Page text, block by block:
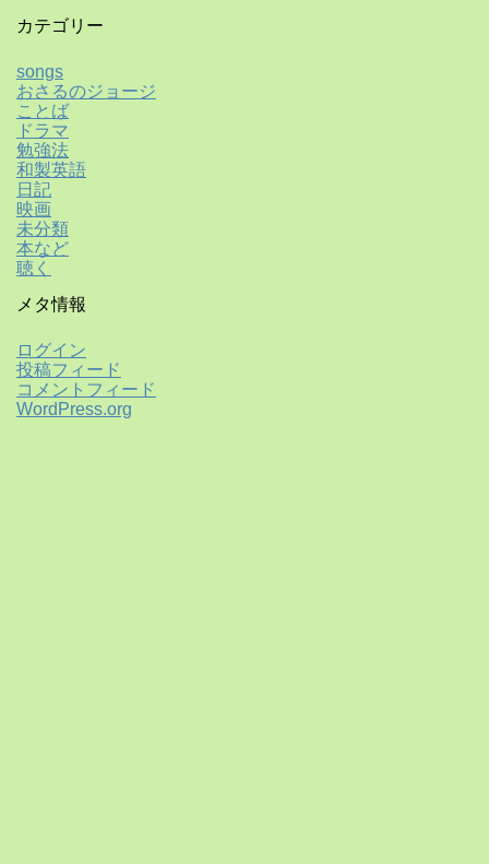
カテゴリー
songs
おさるのジョージ
ことば
ドラマ
勉強法
和製英語
日記
映画
未分類
本など
聴く
メタ情報
ログイン
投稿フィード
コメントフィード
WordPress.org